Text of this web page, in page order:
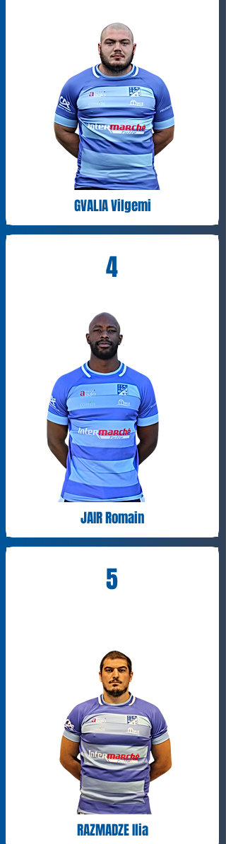
GVALIA Vilgemi
4
JAIR Romain
5
RAZMADZE Ilia